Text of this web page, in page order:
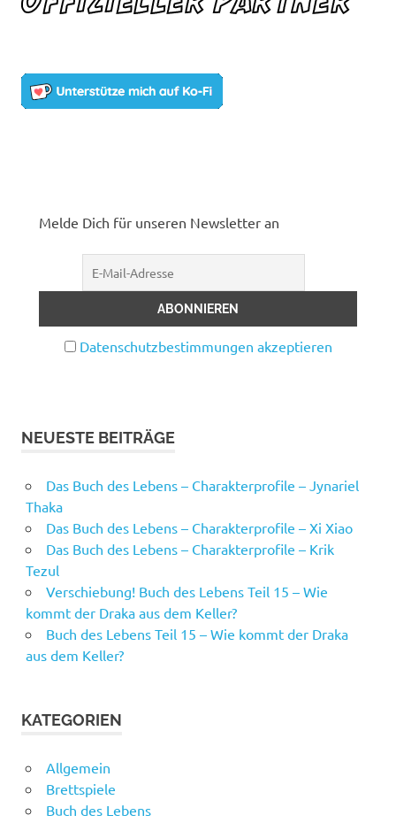
Melde Dich für unseren Newsletter an
Datenschutzbestimmungen akzeptieren
NEUESTE BEITRÄGE
Das Buch des Lebens – Charakterprofile – Jynariel
Thaka
Das Buch des Lebens – Charakterprofile – Xi Xiao
Das Buch des Lebens – Charakterprofile – Krik
Tezul
Verschiebung! Buch des Lebens Teil 15 – Wie
kommt der Draka aus dem Keller?
Buch des Lebens Teil 15 – Wie kommt der Draka
aus dem Keller?
KATEGORIEN
Allgemein
Brettspiele
Buch des Lebens